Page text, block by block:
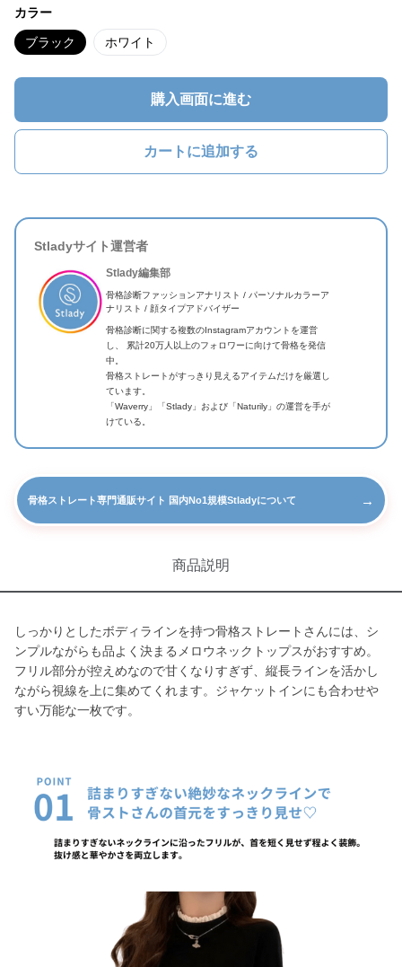
カラー
ブラック ホワイト
購入画面に進む
カートに追加する
Stladyサイト運営者
Stlady編集部
骨格診断ファッションアナリスト / パーソナルカラーア
ナリスト / 顔タイプアドバイザー
骨格診断に関する複数のInstagramアカウントを運営
し、 累計20万人以上のフォロワーに向けて骨格を発信
中。
骨格ストレートがすっきり見えるアイテムだけを厳選し
ています。
「Waverry」「Stlady」および「Naturily」の運営を手が
けている。
骨格ストレート専門通販サイト 国内No1規模Stladyについて →
商品説明
しっかりとしたボディラインを持つ骨格ストレートさんには、シ
ンプルながらも品よく決まるメロウネックトップスがおすすめ。
フリル部分が控えめなので甘くなりすぎず、縦長ラインを活かし
ながら視線を上に集めてくれます。ジャケットインにも合わせや
すい万能な一枚です。